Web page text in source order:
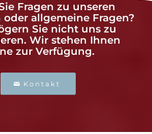
Fragen zu unseren
allgemeine Fragen?
Sie nicht uns zu
Wir stehen Ihnen
zur Verfügung.
Kontakt